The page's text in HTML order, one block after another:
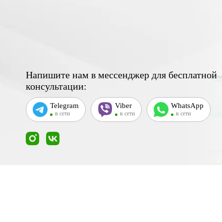
Напишите нам в мессенджер для бесплатной
консультации:
Telegram
в сети
Viber
в сети
WhatsApp
в сети